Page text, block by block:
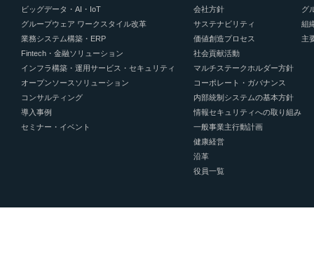
本ページにおいて収集するお客様の個
話等によるお問い合わせへの対応・連
提供のために利用します。また、当社
ついてのお問い合わせについては下記1
させて頂きます。
1. 当社取り扱い商品及び関連商品
2. 当社取り扱い商品のアフターサ
3. 展示会、イベント、セミナー等
ビッグデータ・AI・IoT
グループウェア ワークスタイル改革
業務システム構築・ERP
Fintech・金融ソリューション
インフラ構築・運用サービス・セキュリティ
オープンソースソリューション
コンサルティング
導入事例
セミナー・イベント
会社方針
サステナビリティ
価値創造プロセス
社会貢献活動
マルチステークホルダー方針
コーポレート・ガバナンス
内部統制システムの基本方針
情報セキュリティへの取り組み
一般事業主行動計画
健康経営
沿革
役員一覧
グ
組
主